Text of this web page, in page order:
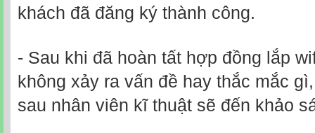
khách đã đăng ký thành công.
- Sau khi đã hoàn tất hợp đồng lắp
không xảy ra vấn đề hay thắc mắc
sau nhân viên kĩ thuật sẽ đến khảo